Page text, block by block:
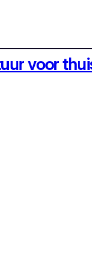
voor